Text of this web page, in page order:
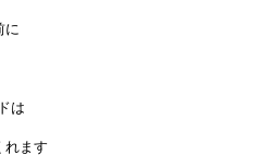
に
は
れます